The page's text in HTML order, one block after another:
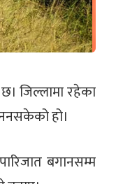
जिल्लामा रहेका
हो।
बगानसम्म